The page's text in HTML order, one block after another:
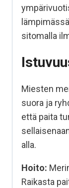
sitomalla
Miesten
suora ja
että paita
alla.
Hoito:
Raikasta